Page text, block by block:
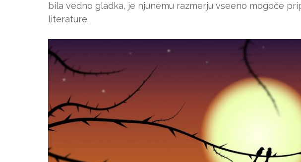
bila vedno gladka, je njunemu razmerju vseeno mogoče
literature.